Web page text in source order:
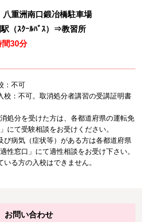
重洲南口鍛冶橋駐車場
ﾊﾞｽ）⇒教習所
間30分
：不可
校：不可。取消処分者講習の受講証明書
処分を受けた方は、各都道府県の運転免
にて受験相談をお受けください。
び病気（症状等）がある方は各都道府県
性窓口」にて適性相談をお受け下さい。
る方の入校はできません。
お問い合わせ